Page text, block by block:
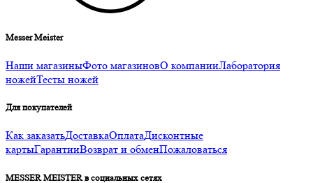
Messer Meister
Наши магазиныФото магазиновО компанииЛаборатория
ножейТесты ножей
Для покупателей
Как заказатьДоставкаОплатаДисконтные
картыГарантииВозврат и обменПожаловаться
MESSER MEISTER в социальных сетях